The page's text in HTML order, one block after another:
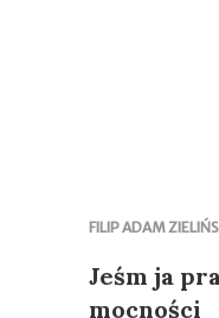
FILIP ADAM
Jeśm ja
mocności